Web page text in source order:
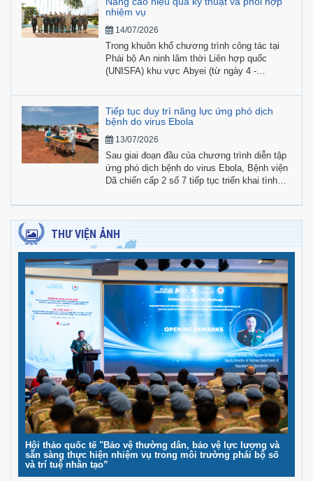
nhiệm vụ
14/07/2026
Trong khuôn khổ chương trình công tác tại
Phái bộ An ninh lâm thời Liên hợp quốc
(UNISFA) khu vực Abyei (từ ngày 4 -
Việt Nam do Đại tá Phạm Tân Phong, Phó
Cục trưởng Cục Gìn giữ hòa bình Việt Nam
làm trưởng đoàn, đang tích cực triển khai
chuỗi hoạt động kiểm tra toàn diện, hỗ trợ kỹ
thuật, phối hợp và trao đổi công tác tại địa
bàn.
Tiếp tục duy trì năng lực ứng phó dịch
bệnh do virus Ebola
13/07/2026
Sau giai đoạn đầu của chương trình diễn tập
ứng phó dịch bệnh do virus Ebola, Bệnh viện
Dã chiến cấp 2 số 7 tiếp tục triển khai tình
hiện đồng thời nhiều trường hợp nghi nhiễm
Ebola cần được tiếp nhận, cách ly và xử trí
khẩn cấp.
THƯ VIỆN ẢNH
Hội thảo quốc tế "Bảo vệ thường dân, bảo vệ lực lượng và
sẵn sàng thực hiện nhiệm vụ trong môi trường phái bộ số
và trí tuệ nhân tạo”